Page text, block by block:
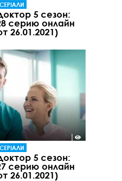
СЕРІАЛИ
5 сезон:
серию онлайн
26.01.2021)
СЕРІАЛИ
5 сезон:
серию онлайн
26.01.2021)